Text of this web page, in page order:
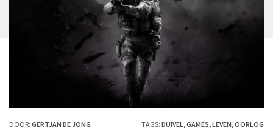
DOOR: GERTJAN DE JONG TAGS: DUIVEL GAMES LEVEN OORLOG